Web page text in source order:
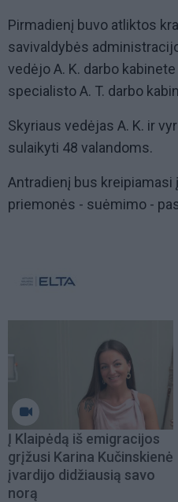
Pirmadienį buvo atliktos
savivaldybės
vedėjo A. K. darbo
specialisto A. T. darbo
Skyriaus vedėjas A. K. ir
sulaikyti 48 valandoms.
Antradienį bus
priemonės - suėmimo -
Į Klaipėdą iš emigracijos
grįžusi Karina Kučinskienė
įvardijo didžiausią savo
norą